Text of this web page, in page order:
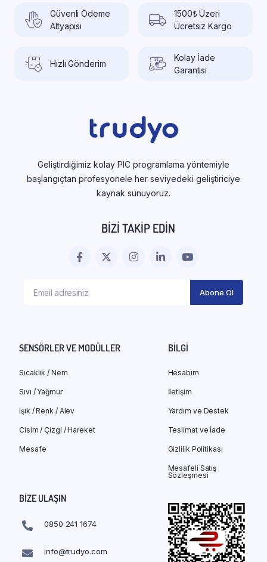
Güvenli Ödeme
Altyapısı
1500₺ Üzeri
Ücretsiz Kargo
Hızlı Gönderim
Kolay İade
Garantisi
Geliştirdiğimiz kolay PIC programlama yöntemiyle
başlangıçtan profesyonele her seviyedeki geliştiriciye
kaynak sunuyoruz.
BIZI TAKIP EDIN
SENSÖRLER VE MODÜLLER
Sıcaklık / Nem
Sıvı / Yağmur
Işık / Renk / Alev
Cisim / Çizgi / Hareket
Mesafe
BILGI
Hesabım
İletişim
Yardım ve Destek
Teslimat ve İade
Gizlilik Politikası
Mesafeli Satış
Sözleşmesi
BIZE ULAŞIN
0850 241 1674
info@trudyo.com